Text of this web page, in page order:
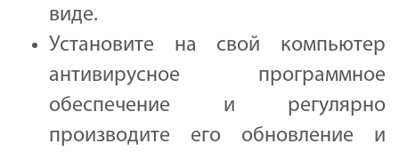
виде.
Установите на свой компьютер
антивирусное программное
обеспечение и регулярно
производите его обновление и